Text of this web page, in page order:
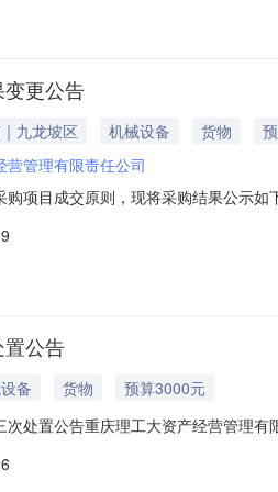
更公告
九龙坡区 机械设备 货物
营管理有限责任公司
购项目成交原则，现将采购结果公示
工大资产经营管理有限责任公司联系
公告
备 货物
预算3000元
次处置公告重庆理工大资产经营管理
)1(件)￥3,000.00二、竞买方要求（参